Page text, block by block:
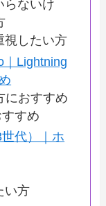
らないけ
視したい方
｜Lightning
におすすめ
すめ
代）｜ホ
い方